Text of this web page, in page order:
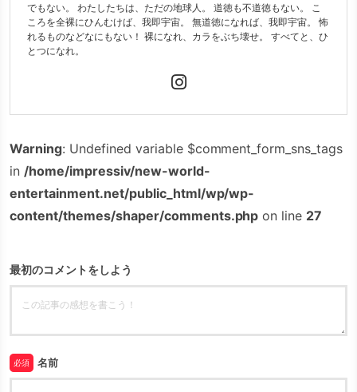
でもない。 わたしたちは、ただの地球人。 道徳も不道徳もない。 こ
ころを全裸にひんむけば、我即宇宙。 無道徳になれば、我即宇宙。 怖
れるものなどなにもない！ 裸になれ、カラをぶち壊せ。 すべてと、ひ
とつになれ。
Warning: Undefined variable $comment_form_sns_tags
in /home/impressiv/new-world-
entertainment.net/public_html/wp/wp-
content/themes/shaper/comments.php on line 27
最初のコメントをしよう
必須 名前